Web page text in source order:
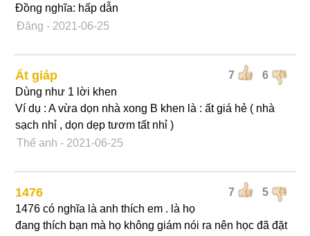
Đồng nghĩa: hấp dẫn
Đăng - 2021-06-25
7 6
Ất giáp
Dùng như 1 lời khen
Ví dụ : A vừa dọn nhà xong B khen là : ất giá hẻ ( nhà
sạch nhỉ , dọn dẹp tươm tất nhỉ )
Thế anh - 2021-06-25
7 5
1476
1476 có nghĩa là anh thích em . là họ
đang thích bạn mà họ không giám nói ra nên học đã đặt